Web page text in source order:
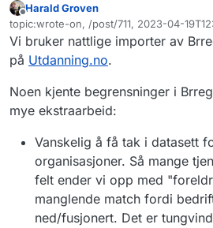
Frakoblet
Harald Groven
topic:wrote-on, /post/711, 2023-04-
Sist endret av Harald Groven
Vi bruker nattlige importer av
på Utdanning.no.
Noen kjente begrensninger i
mye ekstraarbeid:
Vanskelig å få tak i datasett
organisasjoner. Så mange
felt ender vi opp med
manglende match fordi
ned/fusjonert. Det er